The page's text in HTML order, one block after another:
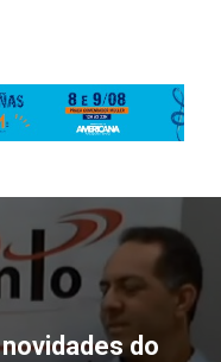
fala
do